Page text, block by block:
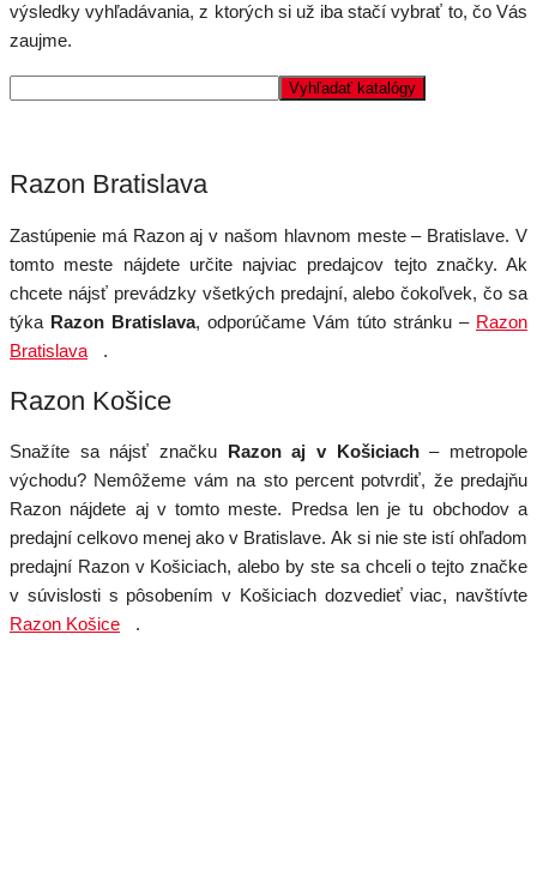
výsledky vyhľadávania, z ktorých si už iba stačí vybrať to, čo Vás
zaujme.
Razon Bratislava
Zastúpenie má Razon aj v našom hlavnom meste – Bratislave. V
tomto meste nájdete určite najviac predajcov tejto značky. Ak
chcete nájsť prevádzky všetkých predajní, alebo čokoľvek, čo sa
týka Razon Bratislava, odporúčame Vám túto stránku – Razon
Bratislava
.
Razon Košice
Snažíte sa nájsť značku Razon aj v Košiciach– metropole
východu? Nemôžeme vám na sto percent potvrdiť, že predajňu
Razon nájdete aj v tomto meste. Predsa len je tu obchodov a
predajní celkovo menej ako v Bratislave. Ak si nie ste istí ohľadom
predajní Razon v Košiciach, alebo by ste sa chceli o tejto značke
v súvislosti s pôsobením v Košiciach dozvedieť viac, navštívte
Razon Košice
.